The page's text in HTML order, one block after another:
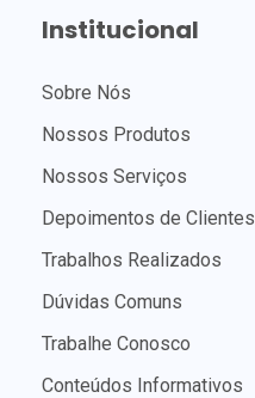
Institucional
Sobre Nós
Nossos Produtos
Nossos Serviços
Depoimentos de Clientes
Trabalhos Realizados
Dúvidas Comuns
Trabalhe Conosco
Conteúdos Informativos